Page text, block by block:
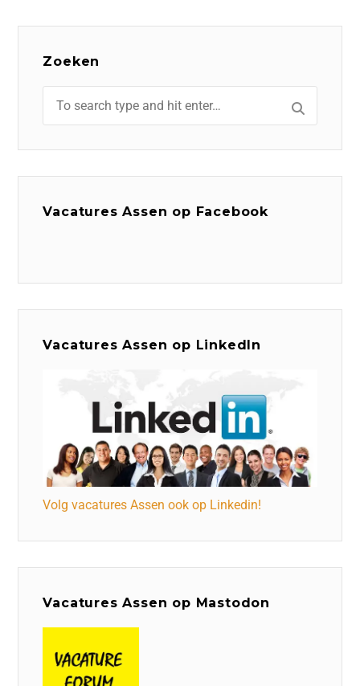
Zoeken
Vacatures Assen op Facebook
Vacatures Assen op LinkedIn
Volg vacatures Assen ook op Linkedin!
Vacatures Assen op Mastodon